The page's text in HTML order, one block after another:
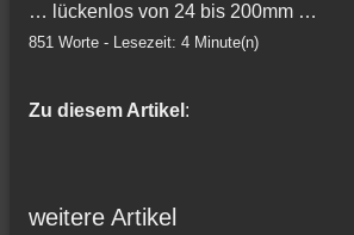
… lückenlos von 24 bis 200mm …
851 Worte - Lesezeit: 4 Minute(n)
Zu diesem Artikel :
weitere Artikel